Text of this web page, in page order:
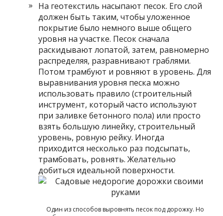
На геотекстиль насыпают песок. Его слой
должен быть таким, чтобы уложенное
покрытие было немного выше общего
уровня на участке. Песок сначала
раскидывают лопатой, затем, равномерно
распределяя, разравнивают граблями.
Потом трамбуют и ровняют в уровень. Для
выравнивания уровня песка можно
использовать правило (строительный
инструмент, который часто используют
при заливке бетонного пола) или просто
взять большую линейку, строительный
уровень, ровную рейку. Иногда
приходится несколько раз подсыпать,
трамбовать, ровнять. Желательно
добиться идеальной поверхности.
Один из способов выровнять песок под дорожку. Но